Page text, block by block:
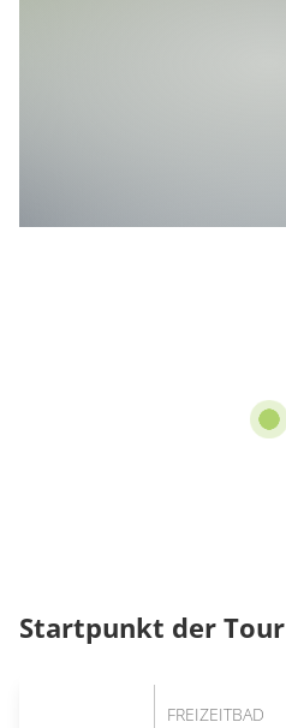
Startpunkt der Tour
FREIZEITBAD